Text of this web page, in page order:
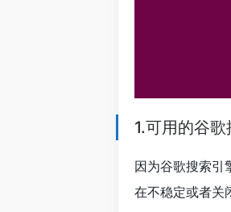
1.可用的谷
因为谷歌搜索引
在不稳定或者关